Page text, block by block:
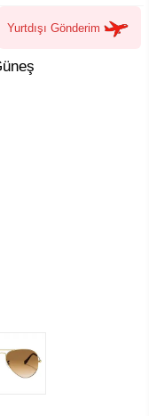
Yurtdışı Gönderim